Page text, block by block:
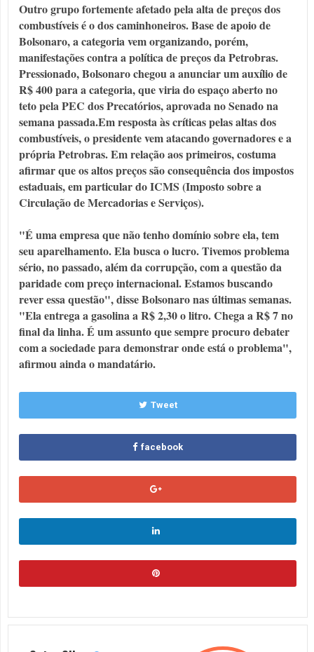
Outro grupo fortemente afetado pela alta de preços dos
combustíveis é o dos caminhoneiros. Base de apoio de
Bolsonaro, a categoria vem organizando, porém,
manifestações contra a política de preços da Petrobras.
Pressionado, Bolsonaro chegou a anunciar um auxílio de
R$ 400 para a categoria, que viria do espaço aberto no
teto pela PEC dos Precatórios, aprovada no Senado na
semana passada.Em resposta às críticas pelas altas dos
combustíveis, o presidente vem atacando governadores e a
própria Petrobras. Em relação aos primeiros, costuma
afirmar que os altos preços são consequência dos impostos
estaduais, em particular do ICMS (Imposto sobre a
Circulação de Mercadorias e Serviços).
"É uma empresa que não tenho domínio sobre ela, tem
seu aparelhamento. Ela busca o lucro. Tivemos problema
sério, no passado, além da corrupção, com a questão da
paridade com preço internacional. Estamos buscando
rever essa questão", disse Bolsonaro nas últimas semanas.
"Ela entrega a gasolina a R$ 2,30 o litro. Chega a R$ 7 no
final da linha. É um assunto que sempre procuro debater
com a sociedade para demonstrar onde está o problema",
afirmou ainda o mandatário.
Tweet
facebook